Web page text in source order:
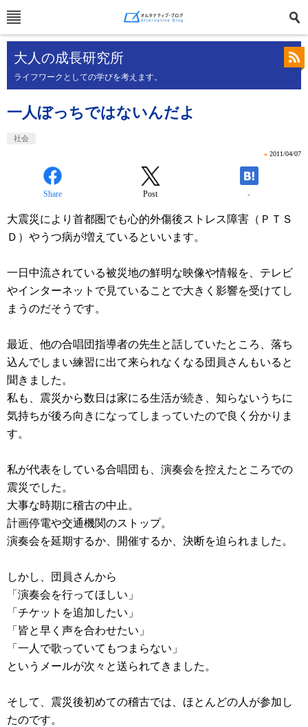
大人の成長研究所
ライフワークとしての学びを考えます。
一人ぼっちではないんだよ
社会
» 2011/04/07
Share Post -
大震災により首都圏でも心的外傷後ストレス障害（ＰＴＳ
Ｄ）やうつ病が増えているといいます。
一日中流されている被災地の鮮明な映像や情報を、テレビ
やインターネットで見ていることで大きく影響を受けてし
まうのだそうです。
最近、他の合唱団指導者の先生と話していたところ、落ち
込んでしまい練習に出て来られなくなる団員さんもいると
聞きました。
私も、震災から数日は家にる生活が続き、知らないうちに
気持ちが後ろ向きになってしまっていたので良く分かりま
す。
私が代表をしている合唱団も、演奏会を控えたところでの
震災でした。
大事な時期に稽古の中止。
計画停電や交通機関のストップ。
演奏会を延期するか、開催するか、決断を迫られました。
しかし、団員さんから
「演奏会を行ってほしい」
「チケットを追加したい」
「皆と早く声を合わせたい」
「一人で歌っていてもつまらない」
というメールが次々と送られてきました。
そして、震災後初めての稽古では、ほとんどの人が参加し
たのです。